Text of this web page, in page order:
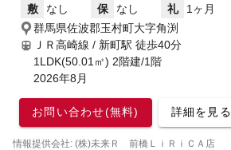
敷 なし 保 なし 礼
1ヶ月
群馬県佐波郡玉村町大字角渕
ＪＲ高崎線 / 新町駅 徒歩40分
1LDK(50.01㎡) 2階建/1階
2026年8月
お問い合わせ(無料) 詳細を見る
情報提供会社: (株)未来Ｒ 前橋ＬｉＲｉＣＡ店